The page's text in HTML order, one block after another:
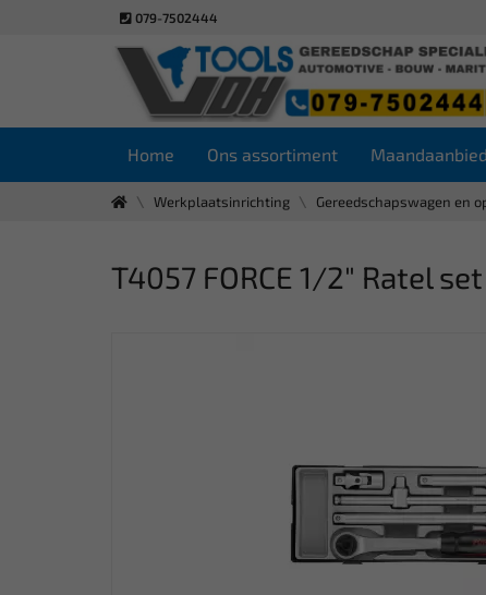
079-7502444
Home Ons assortiment
Werkplaatsinrichting Gereedschapswagen en
T4057 FORCE 1/2" Ratel